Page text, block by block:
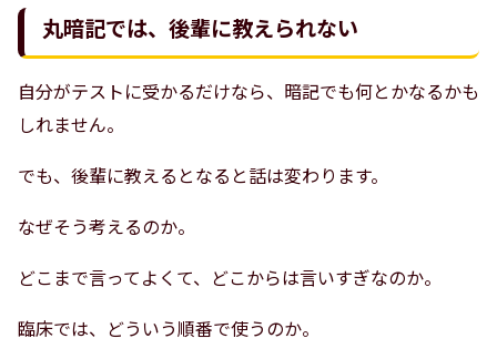
丸暗記では、後輩に教えられない
自分がテストに受かるだけなら、暗記でも何とかなるかも
しれません。
でも、後輩に教えるとなると話は変わります。
なぜそう考えるのか。
どこまで言ってよくて、どこからは言いすぎなのか。
臨床では、どういう順番で使うのか。